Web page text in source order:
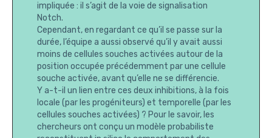
impliquée : il s’agit de la voie de signalisation
Notch.
Cependant, en regardant ce qu’il se passe sur la
durée, l’équipe a aussi observé qu’il y avait aussi
moins de cellules souches activées autour de la
position occupée précédemment par une cellule
souche activée, avant qu’elle ne se différencie.
Y a-t-il un lien entre ces deux inhibitions, à la fois
locale (par les progéniteurs) et temporelle (par les
cellules souches activées) ? Pour le savoir, les
chercheurs ont conçu un modèle probabiliste